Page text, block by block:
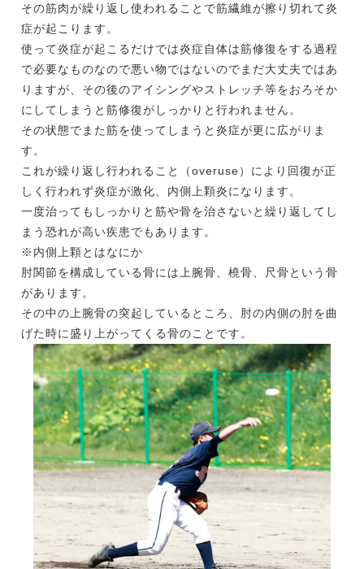
その筋肉が繰り返し使われることで筋繊維が擦り切れて炎
症が起こります。
使って炎症が起こるだけでは炎症自体は筋修復をする過程
で必要なものなので悪い物ではないのでまだ大丈夫ではあ
りますが、その後のアイシングやストレッチ等をおろそか
にしてしまうと筋修復がしっかりと行われません。
その状態でまた筋を使ってしまうと炎症が更に広がりま
す。
これが繰り返し行われること（overuse）により回復が正
しく行われず炎症が激化、内側上顆炎になります。
一度治ってもしっかりと筋や骨を治さないと繰り返してし
まう恐れが高い疾患でもあります。
※内側上顆とはなにか
肘関節を構成している骨には上腕骨、橈骨、尺骨という骨
があります。
その中の上腕骨の突起しているところ、肘の内側の肘を曲
げた時に盛り上がってくる骨のことです。